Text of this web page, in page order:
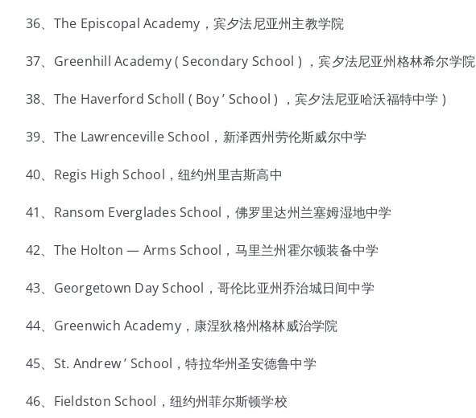
36、The Episcopal Academy，宾夕法尼亚州主教学院
37、Greenhill Academy ( Secondary School ) ，宾夕法尼亚州格林希尔学院
38、The Haverford Scholl ( Boy ’ School ) ，宾夕法尼亚哈沃福特中学 )
39、The Lawrenceville School，新泽西州劳伦斯威尔中学
40、Regis High School，纽约州里吉斯高中
41、Ransom Everglades School，佛罗里达州兰塞姆湿地中学
42、The Holton — Arms School，马里兰州霍尔顿装备中学
43、Georgetown Day School，哥伦比亚州乔治城日间中学
44、Greenwich Academy，康涅狄格州格林威治学院
45、St. Andrew ’ School，特拉华州圣安德鲁中学
46、Fieldston School，纽约州菲尔斯顿学校